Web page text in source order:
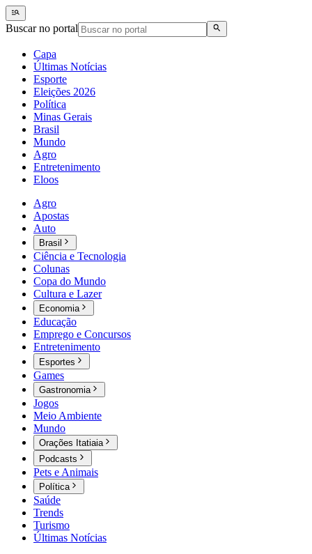
Buscar no portal
Capa
Últimas Notícias
Esporte
Eleições 2026
Política
Minas Gerais
Brasil
Mundo
Agro
Entretenimento
Eloos
Agro
Apostas
Auto
Brasil
Ciência e Tecnologia
Colunas
Copa do Mundo
Cultura e Lazer
Economia
Educação
Emprego e Concursos
Entretenimento
Esportes
Games
Gastronomia
Jogos
Meio Ambiente
Mundo
Orações Itatiaia
Podcasts
Pets e Animais
Política
Saúde
Trends
Turismo
Últimas Notícias